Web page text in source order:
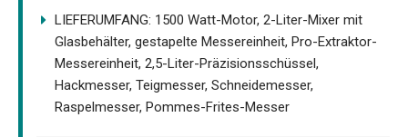
LIEFERUMFANG: 1500 Watt-Motor, 2-Liter-Mixer mit
Glasbehälter, gestapelte Messereinheit, Pro-Extraktor-
Messereinheit, 2,5-Liter-Präzisionsschüssel,
Hackmesser, Teigmesser, Schneidemesser,
Raspelmesser, Pommes-Frites-Messer